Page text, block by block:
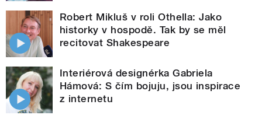
Robert Mikluš v roli Othella: Jako
historky v hospodě. Tak by se měl
recitovat Shakespeare
Interiérová designérka Gabriela
Hámová: S čím bojuju, jsou inspirace
z internetu